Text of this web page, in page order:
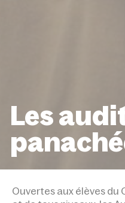
Les
Ouvertes aux élèves du